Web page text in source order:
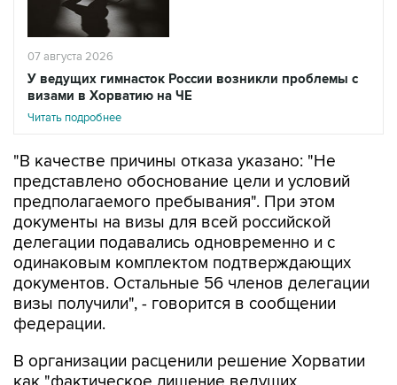
07 августа 2026
У ведущих гимнасток России возникли проблемы с
визами в Хорватию на ЧЕ
Читать подробнее
"В качестве причины отказа указано: "Не
предполагаемого пребывания". При этом
документы на визы для всей российской
делегации подавались одновременно и с
одинаковым комплектом подтверждающих
документов. Остальные 56 членов делегации
визы получили", - говорится в сообщении
федерации.
В организации расценили решение Хорватии
российских спортсменок возможности